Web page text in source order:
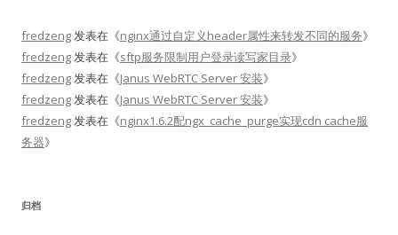
fredzeng发表在《nginx通过自定义header属性来转发不同的服务》
fredzeng发表在《sftp服务限制用户登录读写家目录》
fredzeng发表在《Janus WebRTC Server 安装》
fredzeng发表在《Janus WebRTC Server 安装》
fredzeng发表在《nginx1.6.2配ngx_cache_purge实现cdn cache服
务器》
归档